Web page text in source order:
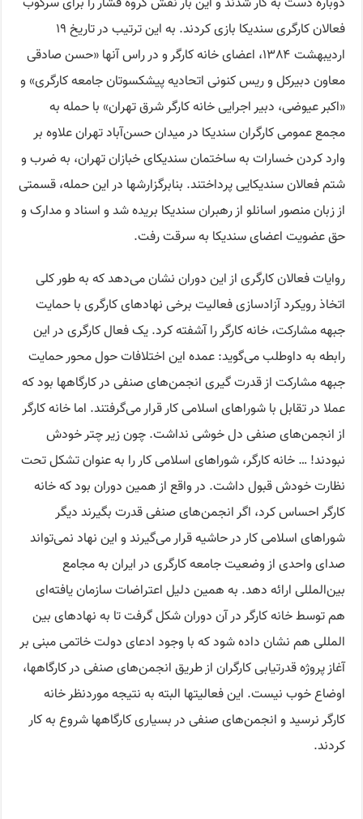
فعالان کارگری سندیکا بازی کردند. به این ترتیب در تاریخ ١۹
اردیبهشت ١٣۸۴، اعضای خانه کارگر و در راس آنها «حسن صادقی
معاون دبیرکل و ریس کنونی اتحادیه پیشکسوتان جامعه کارگری» و
«اکبر عیوضی، دبیر اجرایی خانه کارگر شرق تهران» با حمله به
مجمع عمومی کارگران سندیکا در میدان حسن‌آباد تهران علاوه بر
وارد کردن خسارات به ساختمان سندیکای خبازان تهران، به ضرب و
شتم فعالان سندیکایی پرداختند. بنابرگزارشها در این حمله، قسمتی
از زبان منصور اسانلو از رهبران سندیکا بریده شد و اسناد و مدارک و
حق عضویت اعضای سندیکا به سرقت رفت.
روایات فعالان کارگری از این دوران نشان می‌دهد که به طور کلی
اتخاذ رویکرد آزادسازی فعالیت برخی نهادهای کارگری با حمایت
جبهه مشارکت، خانه کارگر را آشفته کرد. یک فعال کارگری در این
رابطه به داوطلب می‌گوید: عمده این اختلافات حول محور حمایت
جبهه مشارکت از قدرت گیری انجمن‌های صنفی در کارگاهها بود که
عملا در تقابل با شوراهای اسلامی کار قرار می‌گرفتند. اما خانه کارگر
از انجمن‌های صنفی دل خوشی نداشت. چون زیر چتر خودش
نبودند! … خانه کارگر، شوراهای اسلامی کار را به عنوان تشکل تحت
نظارت خودش قبول داشت. در واقع از همین دوران بود که خانه
کارگر احساس کرد، اگر انجمن‌های صنفی قدرت بگیرند دیگر
شوراهای اسلامی کار در حاشیه قرار می‌گیرند و این نهاد نمی‌تواند
صدای واحدی از وضعیت جامعه کارگری در ایران به مجامع
بین‌المللی ارائه دهد. به همین دلیل اعتراضات سازمان یافته‌ای
هم توسط خانه کارگر در آن دوران شکل گرفت تا به نهادهای بین
المللی هم نشان داده شود که با وجود ادعای دولت خاتمی مبنی بر
آغاز پروژه قدرتیابی کارگران از طریق انجمن‌های صنفی در کارگاهها،
اوضاع خوب نیست. این فعالیتها البته به نتیجه موردنظر خانه
کارگر نرسید و انجمن‌های صنفی در بسیاری کارگاهها شروع به کار
کردند.